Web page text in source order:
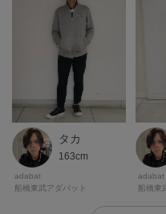
タカ
163cm
adabat
船橋東武アダバット
adabat
船橋東